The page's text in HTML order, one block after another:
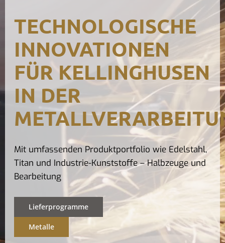
TECHNOLOGISCHE
INNOVATIONEN
FÜR KELLINGHUSEN
IN DER
Mit umfassenden Produktportfolio wie Edelstahl,
Titan und Industrie-Kunststoffe – Halbzeuge und
Bearbeitung
Lieferprogramme
Metalle